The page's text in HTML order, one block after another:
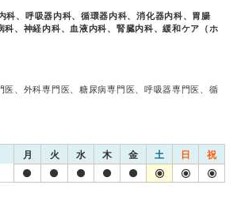
科、呼吸器内科、循環器内科、消化器内科、胃腸
科、神経内科、血液内科、腎臓内科、緩和ケア（ホ
医、外科専門医、糖尿病専門医、呼吸器専門医、循
月 火 水 木 金 土 日 祝